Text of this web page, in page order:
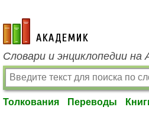
academic.ru
Словари и энциклопедии на
Толкования Переводы